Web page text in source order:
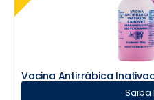
Saiba
Vacina Antirrábica